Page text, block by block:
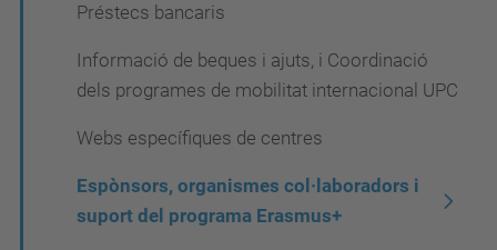
Préstecs bancaris
Informació de beques i ajuts, i Coordinació
dels programes de mobilitat internacional UPC
Webs específiques de centres
Espònsors, organismes col·laboradors i
suport del programa Erasmus+